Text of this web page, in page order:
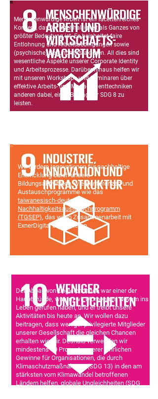
Menschenwürdige Arbeit ist ein facettenreiches
Konzept, das für Nachhaltigkeit als Ganzes von
größter Bedeutung ist. Es beinhaltet faire
Entlohnung und Arbeitsbedingungen sowie
(psychische) Gesundheitsfaktoren. All dies sind
wesentliche Aspekte unserer Corporate Identity
und Arbeitsprozesse. Darüber hinaus helfen wir
mit unseren Workshops und Seminaren über
effektive Arbeits- und Managementtechniken
anderen dabei, einen Beitrag zur SDG 8 zu
leisten.
Wir fördern Innovationen für nachhaltige
Entwicklung durch unsere
Bildungsaktivitäten, wie Konferenzen und
Austauschprogramme wie das
taiwanesisch-deutsche
Nachhaltigkeitsaustauschprogramm
(TGSEP), das wir in Zusammenarbeit mit
ExnerDigital organisieren.
Der Abbau von Ungleichheiten war einer der
Hauptgründe, warum wir Momentum Novum ins
Leben gerufen haben, und er treibt unsere
Aktivitäten bis heute an. Wir wollen dazu
beitragen, dass weniger privilegierte Mitglieder
unserer Gesellschaft die gleichen Chancen
erhalten wie wir. Deshalb verwenden wir
mindestens 10 Prozent unserer jährlichen
Gewinne für Organisationen, die durch
Klimaschutzmaßnahmen (SDG 13) in den am
stärksten vom Klimawandel betroffenen
Ländern helfen, globale Ungleichheiten (SDG